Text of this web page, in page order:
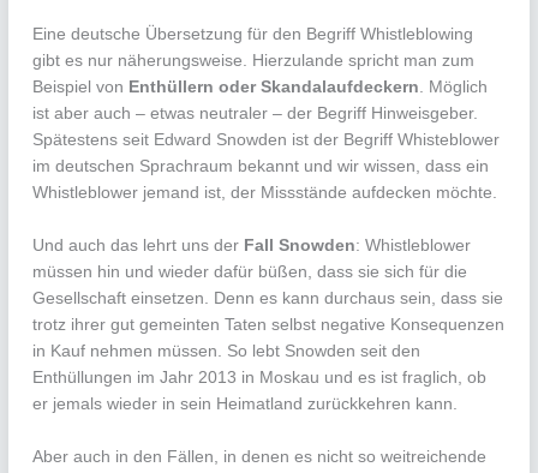
Eine deutsche Übersetzung für den Begriff Whistleblowing
gibt es nur näherungsweise. Hierzulande spricht man zum
Beispiel von Enthüllern oder Skandalaufdeckern. Möglich
ist aber auch – etwas neutraler – der Begriff Hinweisgeber.
Spätestens seit Edward Snowden ist der Begriff Whisteblower
im deutschen Sprachraum bekannt und wir wissen, dass ein
Whistleblower jemand ist, der Missstände aufdecken möchte.
Und auch das lehrt uns der Fall Snowden: Whistleblower
müssen hin und wieder dafür büßen, dass sie sich für die
Gesellschaft einsetzen. Denn es kann durchaus sein, dass sie
trotz ihrer gut gemeinten Taten selbst negative Konsequenzen
in Kauf nehmen müssen. So lebt Snowden seit den
Enthüllungen im Jahr 2013 in Moskau und es ist fraglich, ob
er jemals wieder in sein Heimatland zurückkehren kann.
Aber auch in den Fällen, in denen es nicht so weitreichende